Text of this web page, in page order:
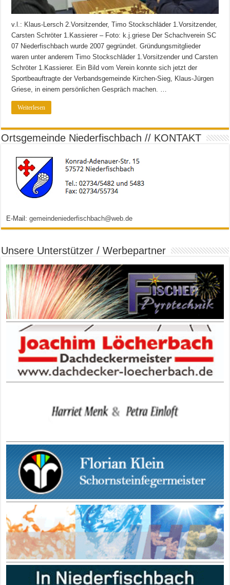
v.l.: Klaus-Lersch 2.Vorsitzender, Timo Stockschläder 1.Vorsitzender,
Carsten Schröter 1.Kassierer – Foto: k.j.griese Der Schachverein SC
07 Niederfischbach wurde 2007 gegründet. Gründungsmitglieder
waren unter anderem Timo Stockschläder 1.Vorsitzender und Carsten
Schröter 1.Kassierer. Ein Bild vom Verein konnte sich jetzt der
Sportbeauftragte der Verbandsgemeinde Kirchen-Sieg, Klaus-Jürgen
Griese, in einem persönlichen Gespräch machen. …
Weiterlesen
Ortsgemeinde Niederfischbach // KONTAKT
E-Mail:gemeindeniederfischbach@web.de
Unsere Unterstützer / Werbepartner